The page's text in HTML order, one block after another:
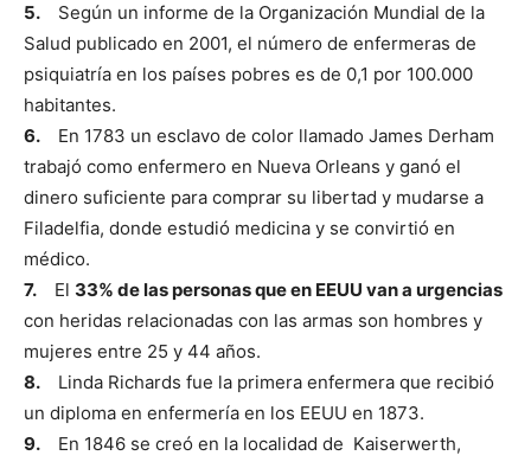
5. Según un informe de la Organización Mundial de la
Salud publicado en 2001, el número de enfermeras de
psiquiatría en los países pobres es de 0,1 por 100.000
habitantes.
6. En 1783 un esclavo de color llamado James Derham
trabajó como enfermero en Nueva Orleans y ganó el
dinero suficiente para comprar su libertad y mudarse a
Filadelfia, donde estudió medicina y se convirtió en
médico.
7. El 33% de las personas que en EEUU van a urgencias
con heridas relacionadas con las armas son hombres y
mujeres entre 25 y 44 años.
8. Linda Richards fue la primera enfermera que recibió
un diploma en enfermería en los EEUU en 1873.
9. En 1846 se creó en la localidad de Kaiserwerth,